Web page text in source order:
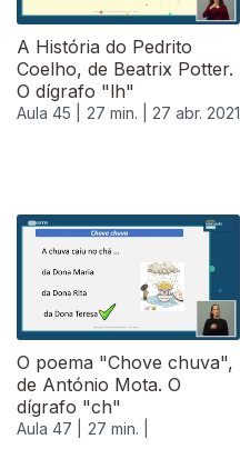
A História do Pedrito
Coelho, de Beatrix Potter.
O dígrafo "lh"
Aula 45 | 27 min. | 27 abr. 2021
O poema "Chove chuva",
de António Mota. O
dígrafo "ch"
Aula 47 |
27 min. |
542032